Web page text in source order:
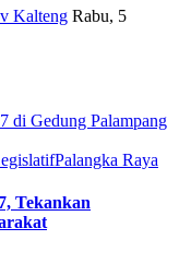
Kalteng Rabu, 5
Palangka Raya
Tekankan